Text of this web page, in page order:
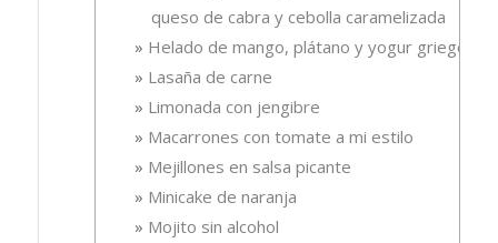
queso de cabra y cebolla caramelizada
Helado de mango, plátano y yogur griego
Lasaña de carne
Limonada con jengibre
Macarrones con tomate a mi estilo
Mejillones en salsa picante
Minicake de naranja
Mojito sin alcohol